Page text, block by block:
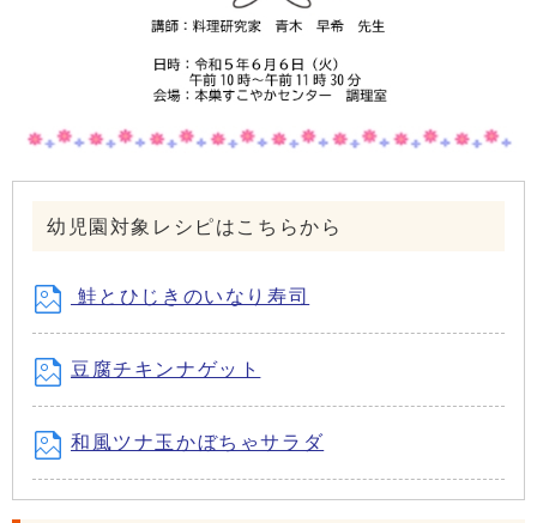
幼児園対象レシピはこちらから
鮭とひじきのいなり寿司
豆腐チキンナゲット
和風ツナ玉かぼちゃサラダ